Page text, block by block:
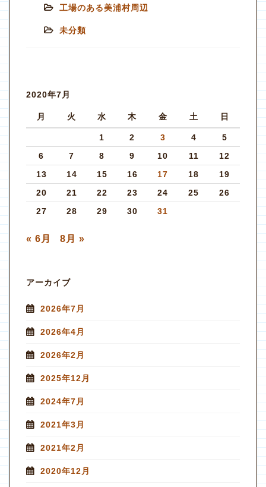
工場のある美浦村周辺
未分類
2020年7月
月 火 水 木 金 土 日
1 2 3 4
5
6
7 8 9 10 11
12
13
14 15 16 17 18
19
20
21 22 23 24 25
26
27
28 29 30 31
« 6月 8月 »
アーカイブ
2026年7月
2026年4月
2026年2月
2025年12月
2024年7月
2021年3月
2021年2月
2020年12月